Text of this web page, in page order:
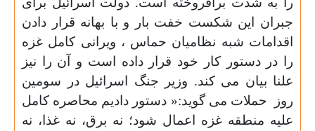
جبران این شکست خفت بار و با بهانه قرار دادن
اقدامات شبه نظامیان حماس ، ویرانی کامل غزه
را در دستور کار خود قرار داده است و آن را نیز
علنا بیان می کند. وزیر جنگ اسرائیل در سومین
روز حملات می گوید:« دستور دادیم محاصره کامل
علیه منطقه غزه اعمال شود؛ نه برق، نه غذا، نه